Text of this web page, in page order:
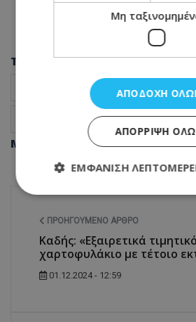
Tags
Κυριάκος Χατζηγιάννης
Κυριάκος Μητσοτάκης Τουρκία
Μοιράσου αυτό το άρθρο
ΠΡΟΗΓΟΎΜΕΝΟ ΆΡΘΡΟ
Καδής: «Εξαιρετικά
χαρτοφυλάκιο με τέτοιο
01.12.2024 - 12:59
Μη
ΑΠΟΔΟΧΉ
ΑΠΌΡΡΙΨΗ
ΕΜΦΆΝΙΣΗ
Απολύτως απαραίτητα
Στόχευσης
Μη ταξινομημένα